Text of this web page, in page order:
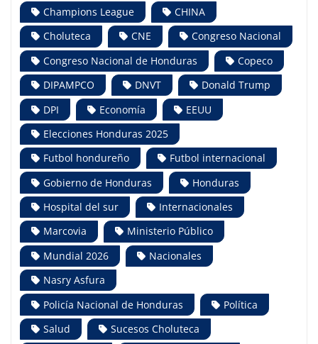
Champions League
CHINA
Choluteca
CNE
Congreso Nacional
Congreso Nacional de Honduras
Copeco
DIPAMPCO
DNVT
Donald Trump
DPI
Economía
EEUU
Elecciones Honduras 2025
Futbol hondureño
Futbol internacional
Gobierno de Honduras
Honduras
Hospital del sur
Internacionales
Marcovia
Ministerio Público
Mundial 2026
Nacionales
Nasry Asfura
Policía Nacional de Honduras
Política
Salud
Sucesos Choluteca